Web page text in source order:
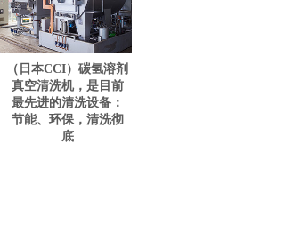
（日本CCI）碳氢溶剂
真空清洗机，是目前
最先进的清洗设备：
节能、环保，清洗彻
底